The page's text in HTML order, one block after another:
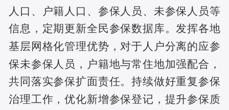
人口、户籍人口、参保人员、未参保人员等
信息，定期更新全民参保数据库。发挥各地
基层网格化管理优势，对于人户分离的应参
保未参保人员，户籍地与常住地加强配合，
共同落实参保扩面责任。持续做好重复参保
治理工作，优化新增参保登记，提升参保质